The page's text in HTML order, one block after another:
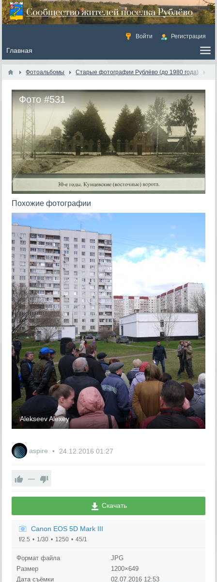
Войти Регистрация
Фотоальбомы Старые фотографии Рублёво (до 1980 года)
Фото #531
Похожие фотографии
Alekseev Alexey
aspire 24.12.2016 01:27
—
Скачать
Canon EOS 5D Mark III
f/2.5 1/30 1250 45/1
Формат файла
JPG
Размер
1200×649
Дата съёмки
02.07.2016 12:53